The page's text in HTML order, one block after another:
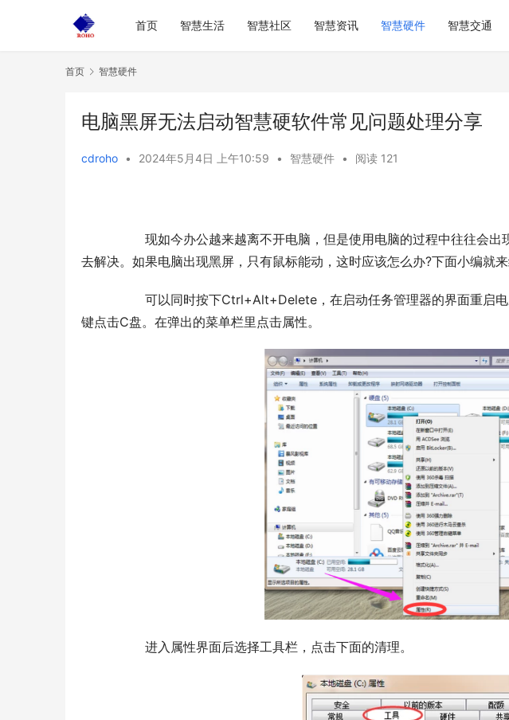
首页 智慧生活 智慧社区 智慧资讯 智慧硬件 智慧交通
首页 智慧硬件
电脑黑屏无法启动智慧硬软件常见问题处理分享
cdroho • 2024年5月4日 上午10:59 • 智慧硬件 • 阅读 121
去解决。如果电脑出现黑屏，只有鼠标能动，这时应该怎么办?下面小编就
键点击C盘。在弹出的菜单栏里点击属性。
  	进入属性界面后选择工具栏，点击下面的清理。